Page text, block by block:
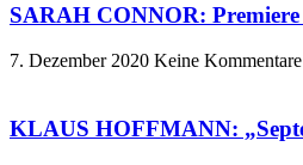
SARAH CONNOR:
7. Dezember 2020 Keine Kommentare
KLAUS HOFFMANN: